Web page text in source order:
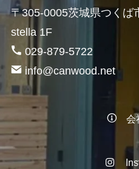
〒305-0005茨城県つく
stella 1F
029-879-5722
info@canwood.net
会